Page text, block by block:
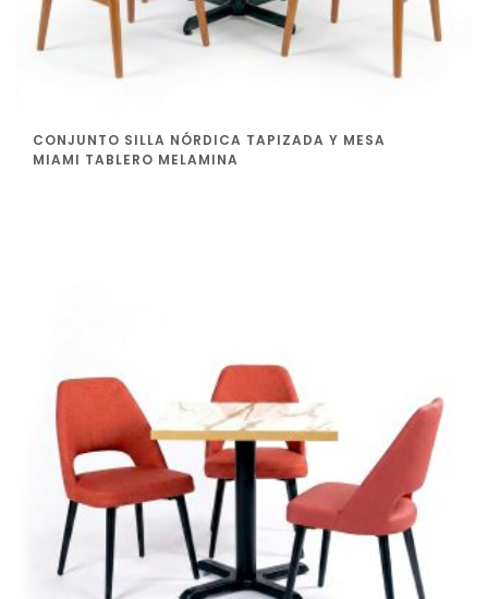
CONJUNTO SILLA NÓRDICA TAPIZADA Y MESA
MIAMI TABLERO MELAMINA